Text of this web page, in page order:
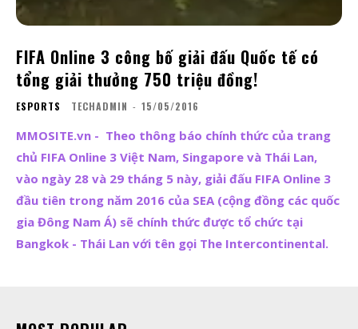
FIFA Online 3 công bố giải đấu Quốc tế có
tổng giải thưởng 750 triệu đồng!
ESPORTS TECHADMIN - 15/05/2016
MMOSITE.vn - Theo thông báo chính thức của trang
chủ FIFA Online 3 Việt Nam, Singapore và Thái Lan,
vào ngày 28 và 29 tháng 5 này, giải đấu FIFA Online 3
đầu tiên trong năm 2016 của SEA (cộng đồng các quốc
gia Đông Nam Á) sẽ chính thức được tổ chức tại
Bangkok - Thái Lan với tên gọi The Intercontinental.